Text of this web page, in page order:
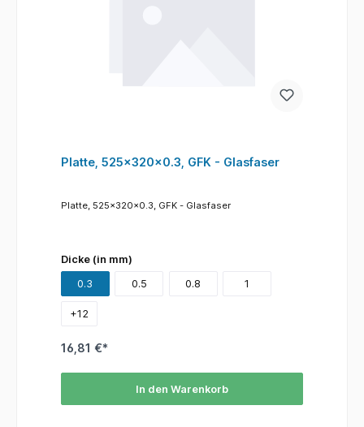
Platte, 525x320x0.3, GFK - Glasfaser
Platte, 525x320x0.3, GFK - Glasfaser
Dicke (in mm)
0.3
0.5 0.8 1
+12
16,81 €*
In den Warenkorb